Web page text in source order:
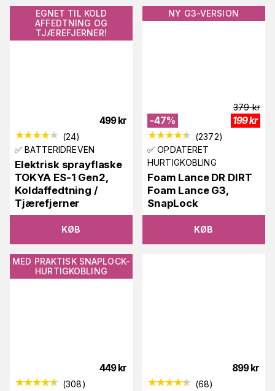
EGNET TIL KOLD
AFFEDTNING OG
TJÆREFJERNER!
499 kr
(24)
✅ BATTERIDREVEN
Elektrisk sprayflaske
TOKYA ES-1 Gen2,
Koldaffedtning /
Tjærefjerner
KØB
NY G3-VERSION
-47%
379 kr
199kr
(2372)
✅ OPDATERET
HURTIGKOBLING
Foam Lance DR DIRT
Foam Lance G3,
SnapLock
KØB
MED PRAKTISK SNAPLOCK-
HURTIGKOBLING
449 kr
(308)
899 kr
(68)